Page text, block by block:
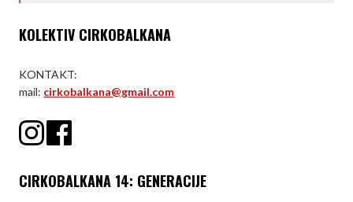
KOLEKTIV CIRKOBALKANA
KONTAKT:
mail: cirkobalkana@gmail.com
CIRKOBALKANA 14: GENERACIJE